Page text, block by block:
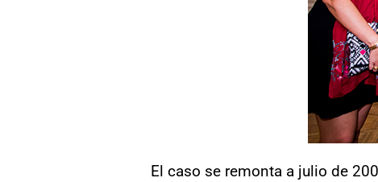
El caso se remonta a julio de